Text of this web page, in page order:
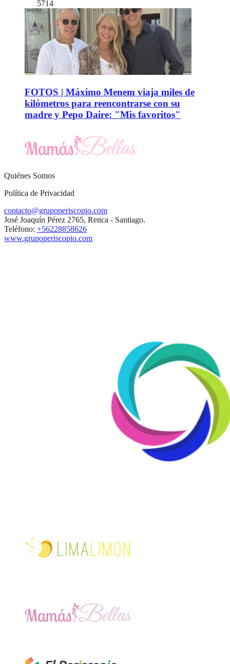
5714
FOTOS | Máximo Menem viaja miles de
kilómetros para reencontrarse con su
madre y Pepo Daire: "Mis favoritos"
Quiénes Somos
Política de Privacidad
contacto@grupoperiscopio.com
José Joaquín Pérez 2765, Renca - Santiago.
Teléfono: +56228858626
www.grupoperiscopio.com